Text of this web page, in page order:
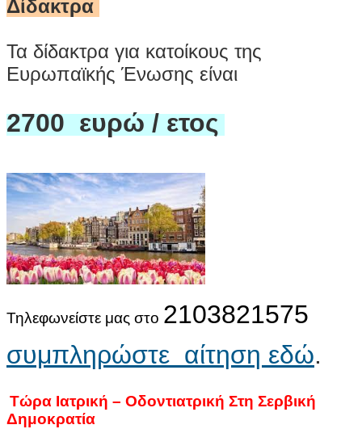
Δίδακτρα
Τα δίδακτρα για κατοίκους της
Ευρωπαϊκής Ένωσης είναι
2700 ευρώ / ετος
Τηλεφωνείστε μας στο 2103821575
συμπληρώστε αίτηση εδώ.
Τώρα Ιατρική – Οδοντιατρική Στη Σερβική
Δημοκρατία